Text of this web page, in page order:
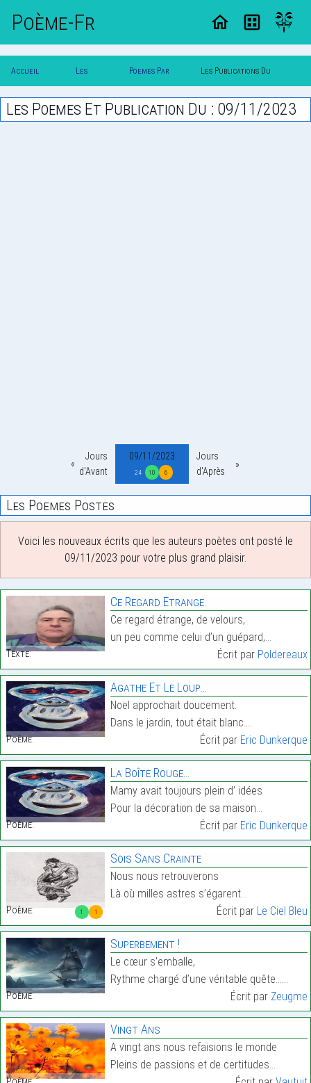
Poème-Fr
Accueil
Poesie
Les
Poesies
Poemes Par Les Publications Du
09/11/2023
Les Poemes Et Publication Du : 09/11/2023
Jours
d'Avant
09/11/2023
24 10 6
Jours
d'Après
Les Poemes Postes
Voici les nouveaux écrits que les auteurs poètes ont posté le
09/11/2023 pour votre plus grand plaisir.
Texte:
Ce Regard Étrange.
Ce regard étrange, de velours,
un peu comme celui d’un guépard,…
Écrit par Poldereaux
Poème:
Agathe Et Le Loup…
Noël approchait doucement.
Dans le jardin, tout était blanc.…
Écrit par Eric Dunkerque
Poème:
La Boîte Rouge…
Mamy avait toujours plein d’ idées
Pour la décoration de sa maison…
Écrit par Eric Dunkerque
1 1
Poème:
Sois Sans Crainte
Nous nous retrouverons
Là où milles astres s’égarent…
Écrit par Le Ciel Bleu
Poème:
Superbement !
Le cœur s’emballe,
Rythme chargé d’une véritable quête……
Écrit par Zeugme
Vingt Ans
A vingt ans nous refaisions le monde
Pleins de passions et de certitudes…